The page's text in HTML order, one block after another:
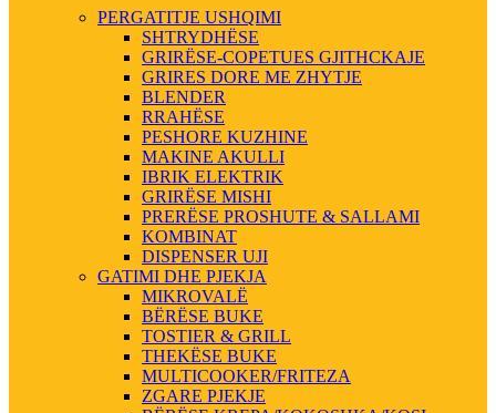
PERGATITJE USHQIMI
SHTRYDHËSE
GRIRËSE-COPETUES GJITHCKAJE
GRIRES DORE ME ZHYTJE
BLENDER
RRAHËSE
PESHORE KUZHINE
MAKINE AKULLI
IBRIK ELEKTRIK
GRIRËSE MISHI
PRERËSE PROSHUTE & SALLAMI
KOMBINAT
DISPENSER UJI
GATIMI DHE PJEKJA
MIKROVALË
BËRËSE BUKE
TOSTIER & GRILL
THEKËSE BUKE
MULTICOOKER/FRITEZA
ZGARE PJEKJE